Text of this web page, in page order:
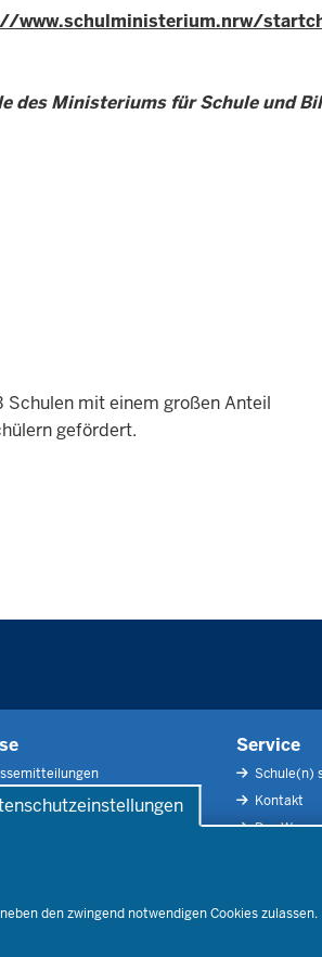
den zwingend notwendigen Cookies zulassen.
www.schulministerium.nrw/
des Ministeriums für Schule und
mit einem großen Anteil
gefördert.
Service
Schule(n)
Kontakt
Der Weg
RSS-Feed